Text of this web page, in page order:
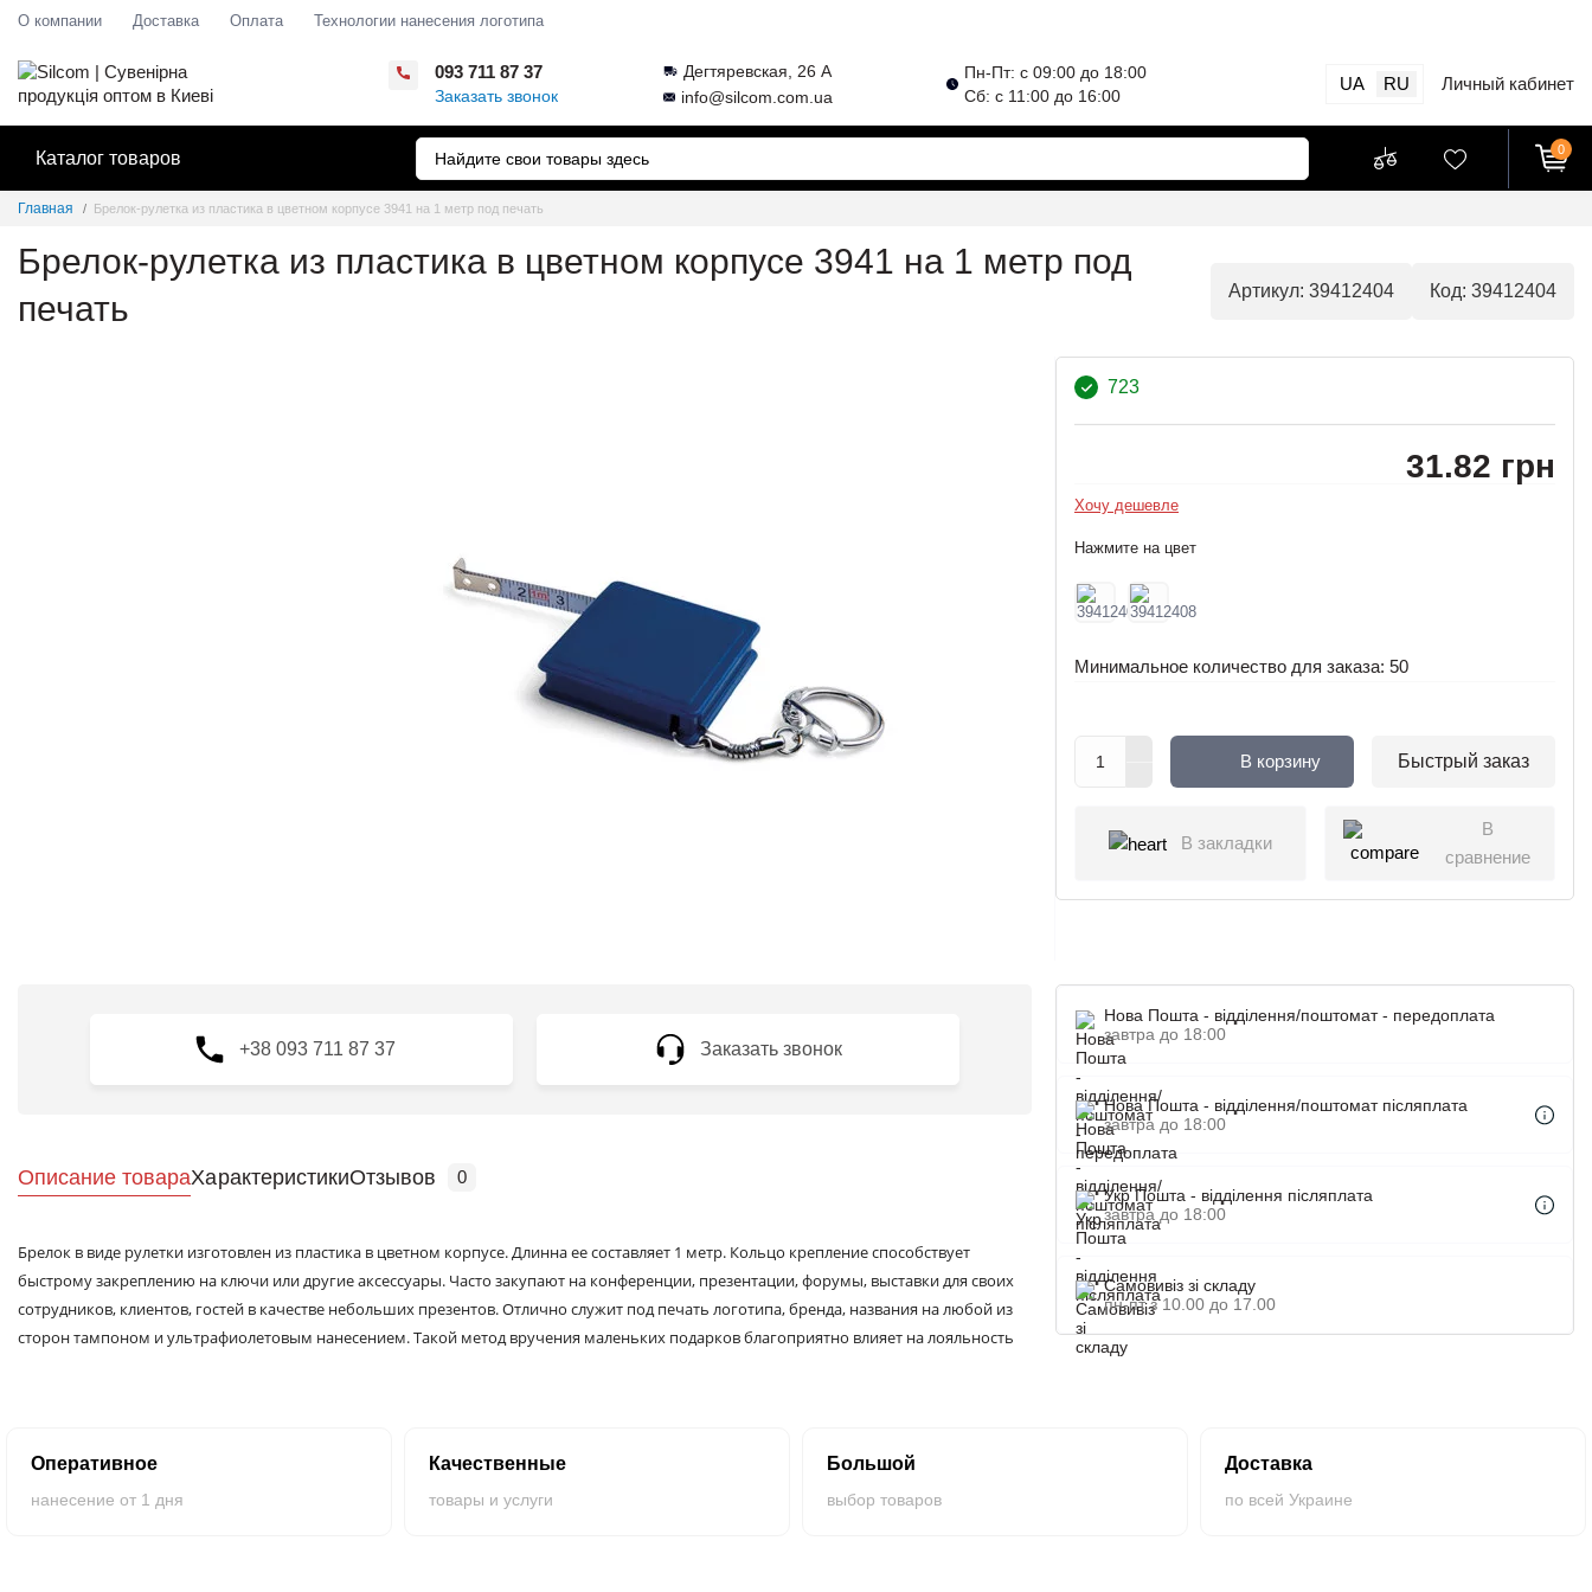
О компании Доставка Оплата Технологии нанесения логотипа
093 711 87 37
Заказать звонок
Дегтяревская, 26 А
info@silcom.com.ua
Пн-Пт: с 09:00 до 18:00
Сб: с 11:00 до 16:00
UA RU Личный кабинет
Каталог товаров 0
Главная Брелок-рулетка из пластика в цветном корпусе 3941 на 1 метр под печать
Брелок-рулетка из пластика в цветном корпусе 3941 на 1 метр под
печать
Артикул: 39412404 Код: 39412404
723
31.82 грн
Хочу дешевле
Нажмите на цвет
Минимальное количество для заказа: 50
В корзину Быстрый заказ
В закладки
В
сравнение
+38 093 711 87 37 Заказать звонок
Описание товараХарактеристикиОтзывов 0
Брелок в виде рулетки изготовлен из пластика в цветном корпусе. Длинна ее составляет 1 метр. Кольцо крепление способствует
быстрому закреплению на ключи или другие аксессуары. Часто закупают на конференции, презентации, форумы, выставки для своих
сотрудников, клиентов, гостей в качестве небольших презентов. Отлично служит под печать логотипа, бренда, названия на любой из
сторон тампоном и ультрафиолетовым нанесением. Такой метод вручения маленьких подарков благоприятно влияет на лояльность
Нова Пошта - відділення/поштомат - передоплата
завтра до 18:00
Нова Пошта - відділення/поштомат післяплата
завтра до 18:00
Укр Пошта - відділення післяплата
завтра до 18:00
Самовивіз зі складу
пн-пт з 10.00 до 17.00
Оперативное
нанесение от 1 дня
Качественные
товары и услуги
Большой
выбор товаров
Доставка
по всей Украине